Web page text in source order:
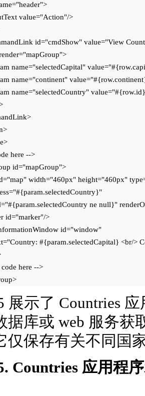
name="header">
value="Action"/>
render="mapGroup">
name="selectedCapital"
name="continent"
name="selectedCountry"
here -->
id="mapGroup">
id="map" width="460px" height="460px"
ne null}"
id="marker"/>
id="window"
#{param.selectedCapital} <br/>
code here -->
展示了 Countries
据库或 web 服务获
仅保存有关不同国
Countries 应用程